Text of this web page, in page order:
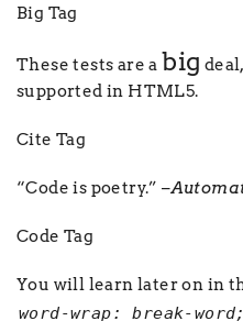
Big Tag
These tests are a big
supported in HTML5.
Cite Tag
“Code is poetry.” –
Code Tag
You will learn later on in
word-wrap: break-word;